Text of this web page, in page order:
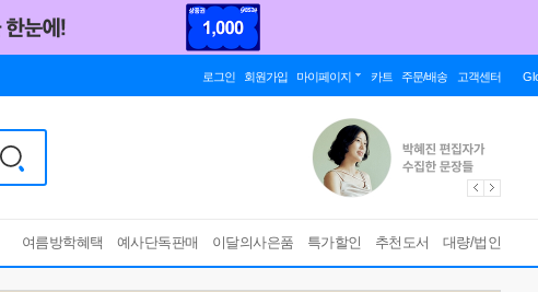
로그인 회원가입 마이페이지 카트 주문/배송 고객센터
여름방학혜택 예사단독판매 이달의사은품 특가할인 추천도서 대량/법인